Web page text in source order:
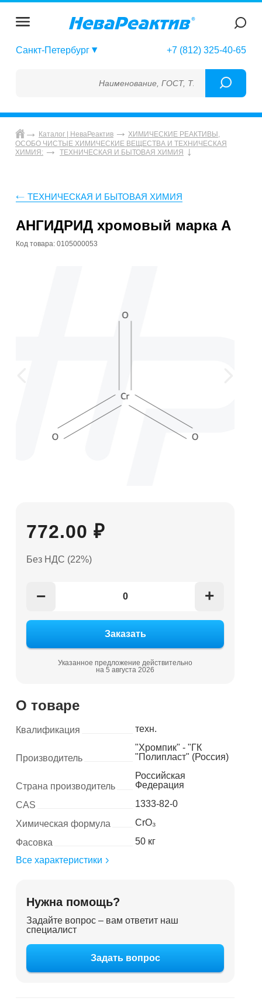
Санкт-Петербург +7 (812) 325-40-65
Наименование, ГОСТ, ТУ, ГСО, МСО, ОСО,
Каталог | НеваРеактив
ХИМИЧЕСКИЕ РЕАКТИВЫ,
ОСОБО ЧИСТЫЕ ХИМИЧЕСКИЕ ВЕЩЕСТВА И ТЕХНИЧЕСКАЯ
ХИМИЯ:
ТЕХНИЧЕСКАЯ И БЫТОВАЯ ХИМИЯ
ТЕХНИЧЕСКАЯ И БЫТОВАЯ ХИМИЯ
АНГИДРИД хромовый марка А
Код товара: 0105000053
772.00 ₽
Без НДС (22%)
− +
Указанное предложение действительно
на 5 августа 2026
О товаре
Квалификация техн.
Производитель
"Хромпик" - "ГК
"Полипласт" (Россия)
Страна производитель
Российская
Федерация
CAS
1333-82-0
Химическая формула
CrO₃
Фасовка
50 кг
Все характеристики
Нужна помощь?
Задайте вопрос – вам ответит наш
специалист
Задать вопрос